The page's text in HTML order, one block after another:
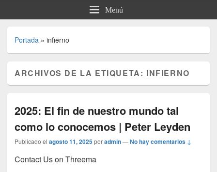
Menú
Portada » infierno
ARCHIVOS DE LA ETIQUETA: INFIERNO
2025: El fin de nuestro mundo tal
como lo conocemos | Peter Leyden
Publicado el agosto 11, 2025poradmin—No hay comentarios ↓
Contact Us on Threema